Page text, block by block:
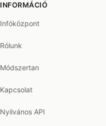
INFORMÁCIÓ
Infóközpont
Rólunk
Módszertan
Kapcsolat
Nyilvános API